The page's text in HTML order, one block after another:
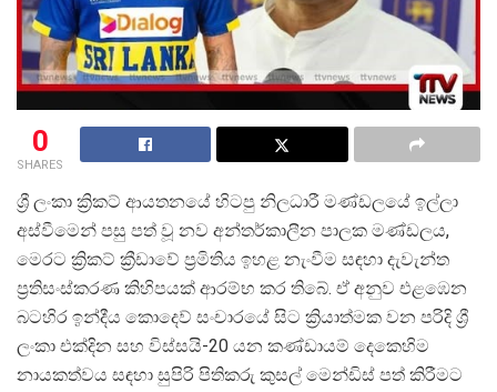
0
SHARES
ශ් රී ලංකා ක්රිකට් ආයතනයේ හිටපු නිලධාරී මණ්ඩලයේ ඉල්ලා
අස්වීමෙන් පසු පත් වූ නව අන්තර්කාලීන පාලක මණ්ඩලය,
මෙරට ක්රිකට් ක්රීඩාවේ ප්රමිතිය ඉහළ නැංවීම සඳහා දැවැන්ත
ප්රතිසංස්කරණ කිහිපයක් ආරම්භ කර තිබේ. ඒ අනුව එළඹෙන
බටහිර ඉන්දීය කොදෙව් සංචාරයේ සිට ක්රියාත්මක වන පරිදි ශ්
ලංකා එක්දින සහ විස්සයි-20 යන කණ්ඩායම් දෙකෙහිම
නායකත්වය සඳහා සුපිරි පිතිකරු කුසල් මෙන්ඩිස් පත් කිරීමට